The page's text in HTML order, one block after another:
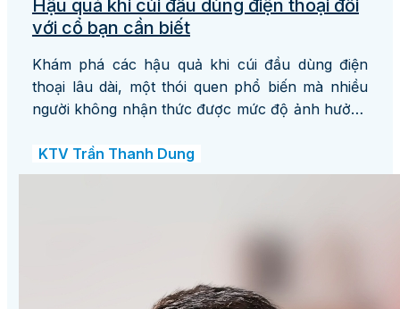
Hậu quả khi cúi đầu dùng điện thoại đối
với cổ bạn cần biết
Khám phá các hậu quả khi cúi đầu dùng điện
thoại lâu dài, một thói quen phổ biến mà nhiều
người không nhận thức được mức độ ảnh hưởng
đến đau cổ, vai, gáy và khám phá các giải pháp
KTV Trần Thanh Dung